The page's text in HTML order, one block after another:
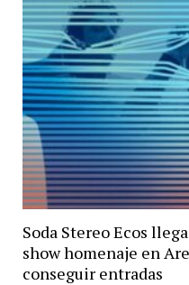
Soda Stereo Ecos
show homenaje en
conseguir entradas